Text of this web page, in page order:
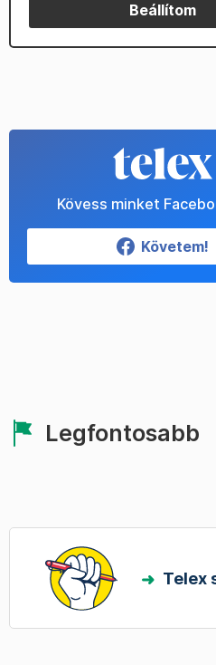
Beállítom
Kövess minket
Követem!
Legfontosabb
Telex